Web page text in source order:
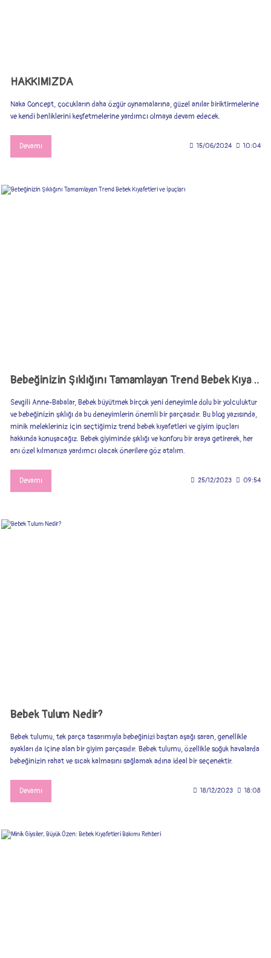
HAKKIMIZDA
Naka Concept, çocukların daha özgür oynamalarına, güzel anılar biriktirmelerine
ve kendi benliklerini keşfetmelerine yardımcı olmaya devam edecek.
Devamı 15/06/2024 10:04
Bebeğinizin Şıklığını Tamamlayan Trend Bebek Kıyafetleri ve İpuçları
Sevgili Anne-Babalar, Bebek büyütmek birçok yeni deneyimle dolu bir yolculuktur
ve bebeğinizin şıklığı da bu deneyimlerin önemli bir parçasıdır. Bu blog yazısında,
minik melekleriniz için seçtiğimiz trend bebek kıyafetleri ve giyim ipuçları
hakkında konuşacağız. Bebek giyiminde şıklığı ve konforu bir araya getirerek, her
anı özel kılmanıza yardımcı olacak önerilere göz atalım.
Devamı 25/12/2023 09:54
Bebek Tulum Nedir?
Bebek tulumu, tek parça tasarımıyla bebeğinizi baştan aşağı saran, genellikle
ayakları da içine alan bir giyim parçasıdır. Bebek tulumu, özellikle soğuk havalarda
bebeğinizin rahat ve sıcak kalmasını sağlamak adına ideal bir seçenektir.
Devamı 18/12/2023 18:08